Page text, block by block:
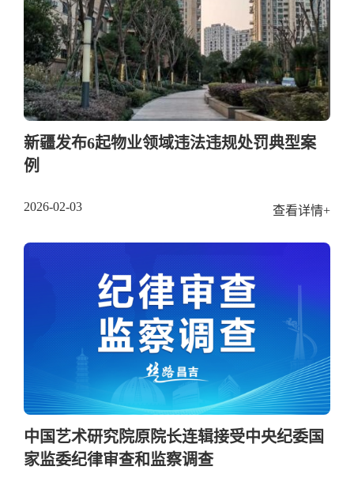
新疆发布6起物业领域违法违规处罚典型案
例
2026-02-03 查看详情+
中国艺术研究院原院长连辑接受中央纪委国
家监委纪律审查和监察调查